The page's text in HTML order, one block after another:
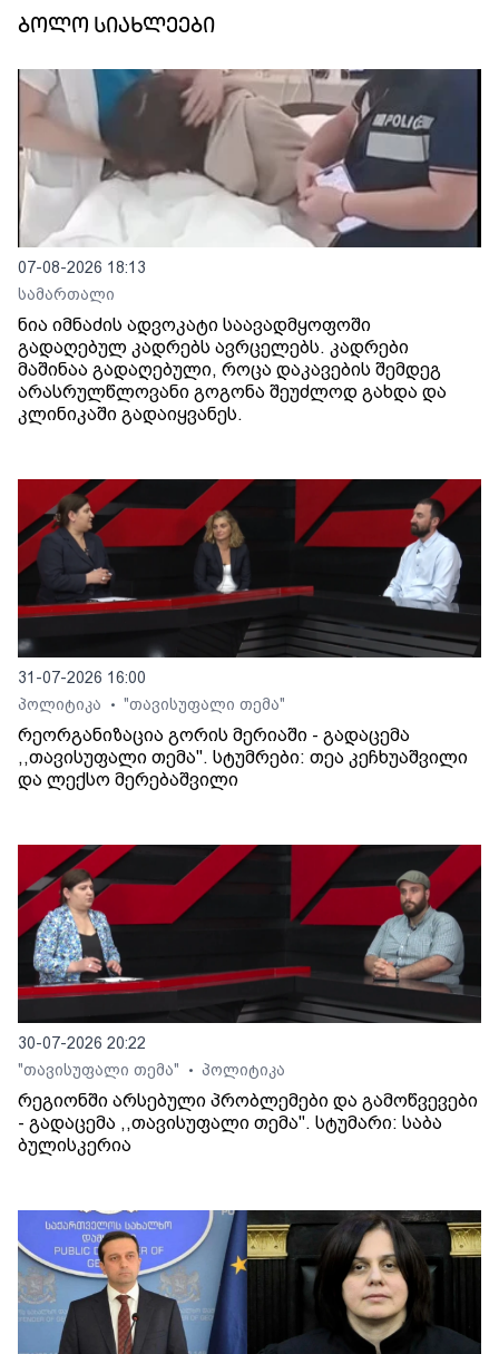
ბოლო სიახლეები
07-08-2026 18:13
სამართალი
ნია იმნაძის ადვოკატი საავადმყოფოში
გადაღებულ კადრებს ავრცელებს. კადრები
მაშინაა გადაღებული, როცა დაკავების შემდეგ
არასრულწლოვანი გოგონა შეუძლოდ გახდა და
კლინიკაში გადაიყვანეს.
31-07-2026 16:00
პოლიტიკა
• "თავისუფალი თემა"
რეორგანიზაცია გორის მერიაში - გადაცემა
,,თავისუფალი თემა". სტუმრები: თეა კეჩხუაშვილი
და ლექსო მერებაშვილი
30-07-2026 20:22
"თავისუფალი თემა"
• პოლიტიკა
რეგიონში არსებული პრობლემები და გამოწვევები
- გადაცემა ,,თავისუფალი თემა". სტუმარი: საბა
ბულისკერია